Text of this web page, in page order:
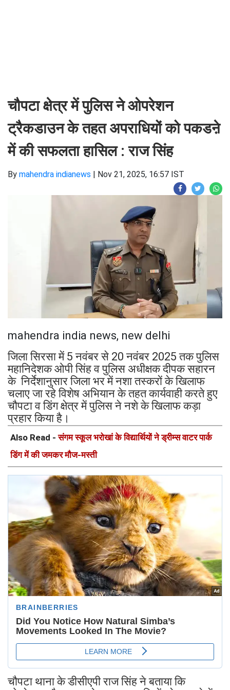
चौपटा क्षेत्र में पुलिस ने ओपरेशन
ट्रैकडाउन के तहत अपराधियों को पकडऩे
में की सफलता हासिल : राज सिंह
By mahendra indianews | Nov 21, 2025, 16:57 IST
mahendra india news, new delhi
जिला सिरसा में 5 नवंबर से 20 नवंबर 2025 तक पुलिस
महानिदेशक ओपी सिंह व पुलिस अधीक्षक दीपक सहारन
के निर्देशानुसार जिला भर में नशा तस्करों के खिलाफ
चलाए जा रहे विशेष अभियान के तहत कार्यवाही करते हुए
चौपटा व डिंग क्षेत्र में पुलिस ने नशे के खिलाफ कड़ा
प्रहार किया है।
Also Read -संगम स्कूल भरोखां के विद्यार्थियों ने ड्रीम्स वाटर पार्क
डिंग में की जमकर मौज-मस्ती
चौपटा थाना के डीसीएपी राज सिंह ने बताया कि